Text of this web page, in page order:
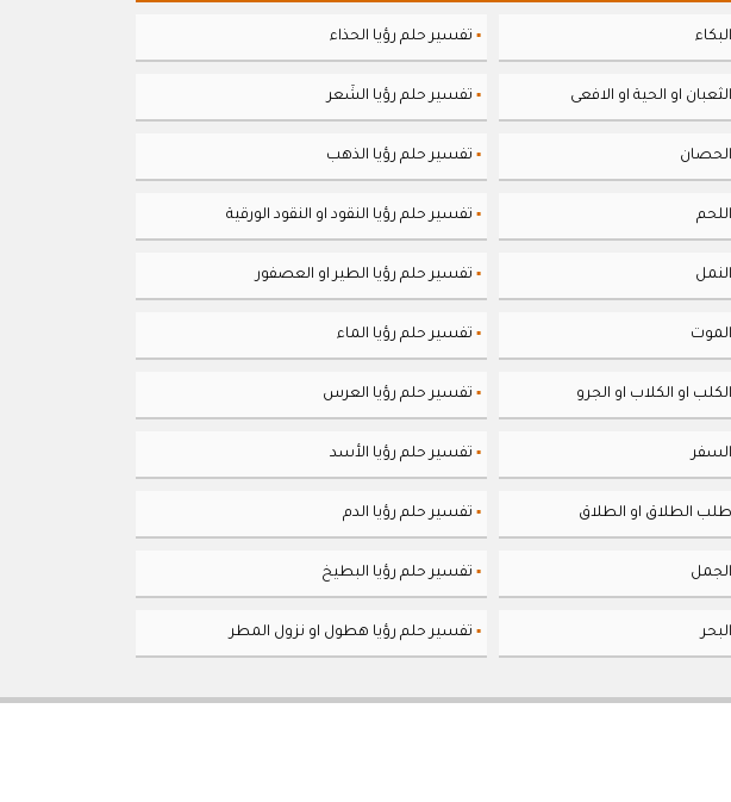
▪ تفسير حلم رؤيا الحذاء
او الحية او الافعى ▪ تفسير حلم رؤيا الشَعر
▪ تفسير حلم رؤيا الذهب
▪ تفسير حلم رؤيا النقود او النقود الورقية
▪ تفسير حلم رؤيا الطير او العصفور
▪ تفسير حلم رؤيا الماء
او الكلاب او الجرو ▪ تفسير حلم رؤيا العرس
▪ تفسير حلم رؤيا الأسد
الطلاق او الطلاق ▪ تفسير حلم رؤيا الدم
▪ تفسير حلم رؤيا البطيخ
▪ تفسير حلم رؤيا هطول او نزول المطر